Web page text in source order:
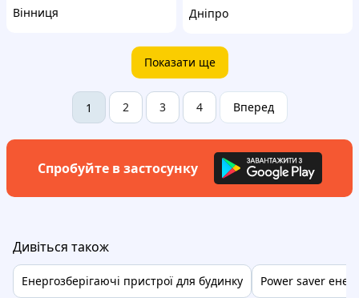
Вінниця
Дніпро
Показати ще
1 2 3 4 Вперед
Спробуйте в застосунку
Дивіться також
Енергозберігаючі пристрої для будинку Power saver